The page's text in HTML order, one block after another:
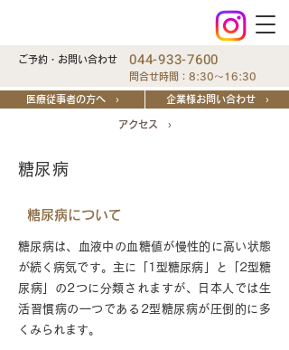
ご予約・お問い合わせ 044-933-7600
問合せ時間：8:30～16:30
企業様お問い合わせ ›
医療従事者の方へ ›
アクセス ›
​糖尿病
糖尿病について
糖尿病は、血液中の血糖値が慢性的に高い状態
が続く病気です。主に「1型糖尿病」と「2型糖
尿病」の2つに分類されますが、日本人では生
活習慣病の一つである2型糖尿病が圧倒的に多
くみられます。